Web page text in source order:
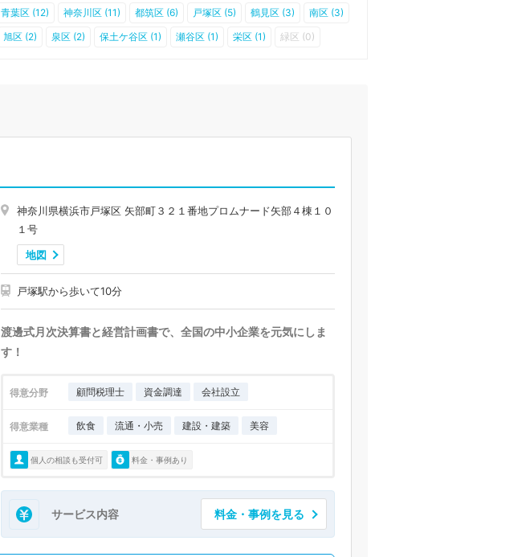
青葉区 (12) 神奈川区 (11) 都筑区 (6) 戸塚区 (5) 鶴見区 (3)
南区 (3)
旭区 (2) 泉区 (2) 保土ケ谷区 (1) 瀬谷区 (1) 栄区 (1) 緑区 (0)
神奈川県横浜市戸塚区 矢部町３２１番地プロムナード矢部４棟１０
１号
地図
戸塚駅から歩いて10分
渡邊式月次決算書と経営計画書で、全国の中小企業を元気にしま
す！
得意分野 顧問税理士 資金調達 会社設立
得意業種 飲食 流通・小売 建設・建築 美容
個人の相談も受付可 料金・事例あり
サービス内容 料金・事例を見る